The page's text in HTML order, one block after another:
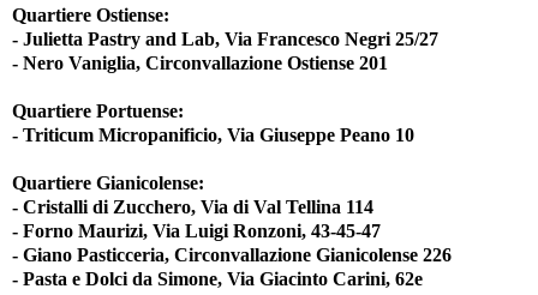
Quartiere Ostiense:
- Julietta Pastry and Lab, Via Francesco Negri 25/27
- Nero Vaniglia, Circonvallazione Ostiense 201
Quartiere Portuense:
- Triticum Micropanificio, Via Giuseppe Peano 10
Quartiere Gianicolense:
- Cristalli di Zucchero, Via di Val Tellina 114
- Forno Maurizi, Via Luigi Ronzoni, 43-45-47
- Giano Pasticceria, Circonvallazione Gianicolense 226
- Pasta e Dolci da Simone, Via Giacinto Carini, 62e